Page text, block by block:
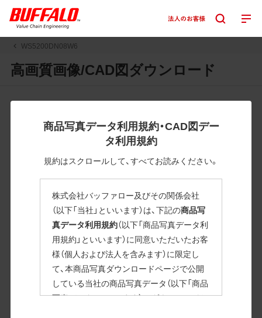
WS5200DN08W6
高画質画像/CAD図ダウンロード
商品写真データ利用規約・CAD図デー
タ利用規約
規約はスクロールして、すべてお読みください。
株式会社バッファロー及びその関係会社
（以下「当社」といいます）は、下記の商品写
真データ利用規約（以下「商品写真データ利
用規約」といいます）に同意いただいたお客
様（個人および法人を含みます）に限定し
て、本商品写真ダウンロードページで公開
している当社の商品写真データ（以下「商品
写真データ」といいます）のダウンロードお
すと圧縮ファイルのダウンロードが始まります。
JPEG・EPSファイルにはパスが設定されています。画像編集
の際に便利です。PNG画像は原則として背景を透過したもの
を提供しています。
掲載データ「JPEG、PNG : 低解像度(RGBカラー)」 「EPS : 高
解像度(CMYKカラー)」
WS5200DN08W6
高画質画像